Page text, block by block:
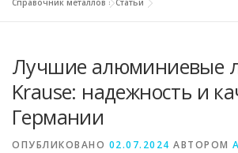
МЕТАЛЛЫ И ОКРУЖАЮЩАЯ СРЕДА
ПРИМЕНЕНИЕ МЕТАЛЛОВ
Справочник металлов »Статьи
Лучшие алюминиевые
Krause: надежность и
Германии
ОПУБЛИКОВАНО 02.07.2024 АВТОРОМ